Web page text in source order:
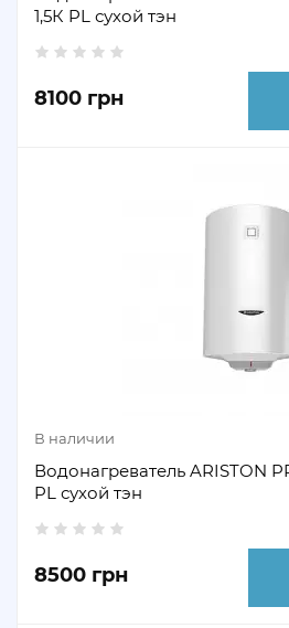
1,5К PL сухой тэн
8100 грн
В наличии
Водонагреватель ARISTON
PL сухой тэн
8500 грн